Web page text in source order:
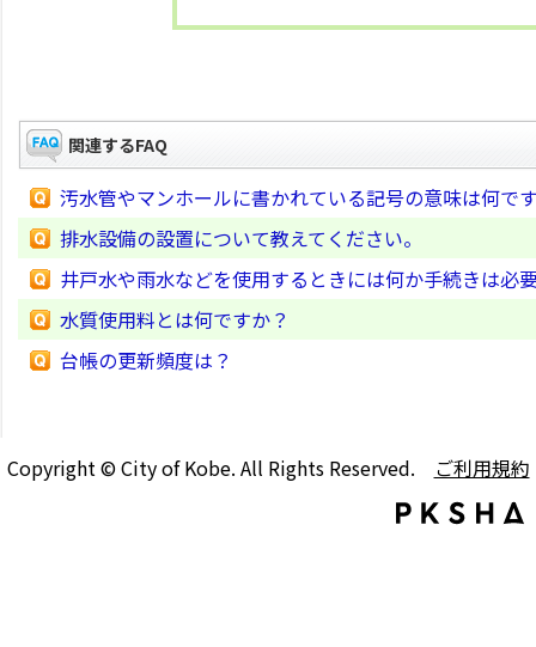
関連するFAQ
汚水管やマンホールに書かれている記号の意味は何で
排水設備の設置について教えてください。
井戸水や雨水などを使用するときには何か手続きは必
水質使用料とは何ですか？
台帳の更新頻度は？
Copyright © City of Kobe. All Rights Reserved. ご利用規約